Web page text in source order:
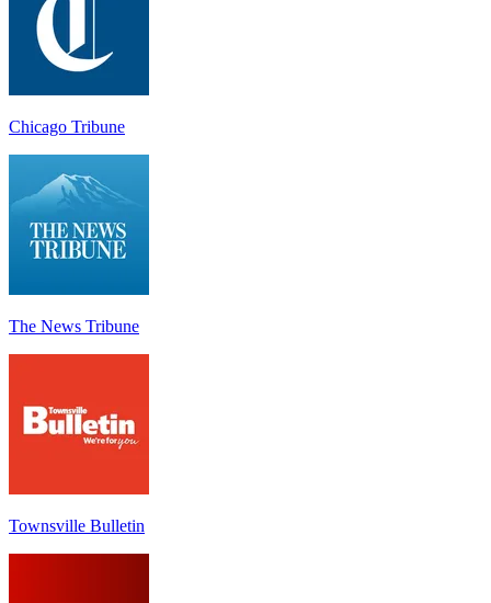
Chicago Tribune
The News Tribune
Townsville Bulletin